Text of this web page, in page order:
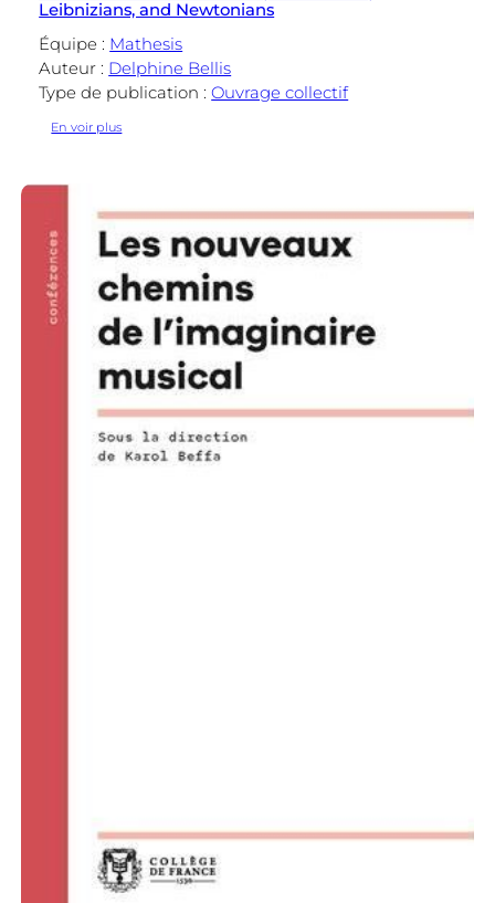
Leibnizians, and Newtonians
Équipe : Mathesis
Auteur : Delphine Bellis
Type de publication :Ouvrage collectif
En voir plus:
Cartesians,
Leibnizians,
Newtonians